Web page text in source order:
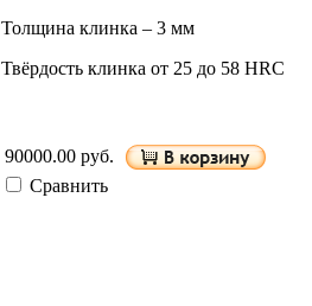
Толщина клинка – 3 мм
Твёрдость клинка от 25 до 58 HRC
90000.00 руб.
Сравнить